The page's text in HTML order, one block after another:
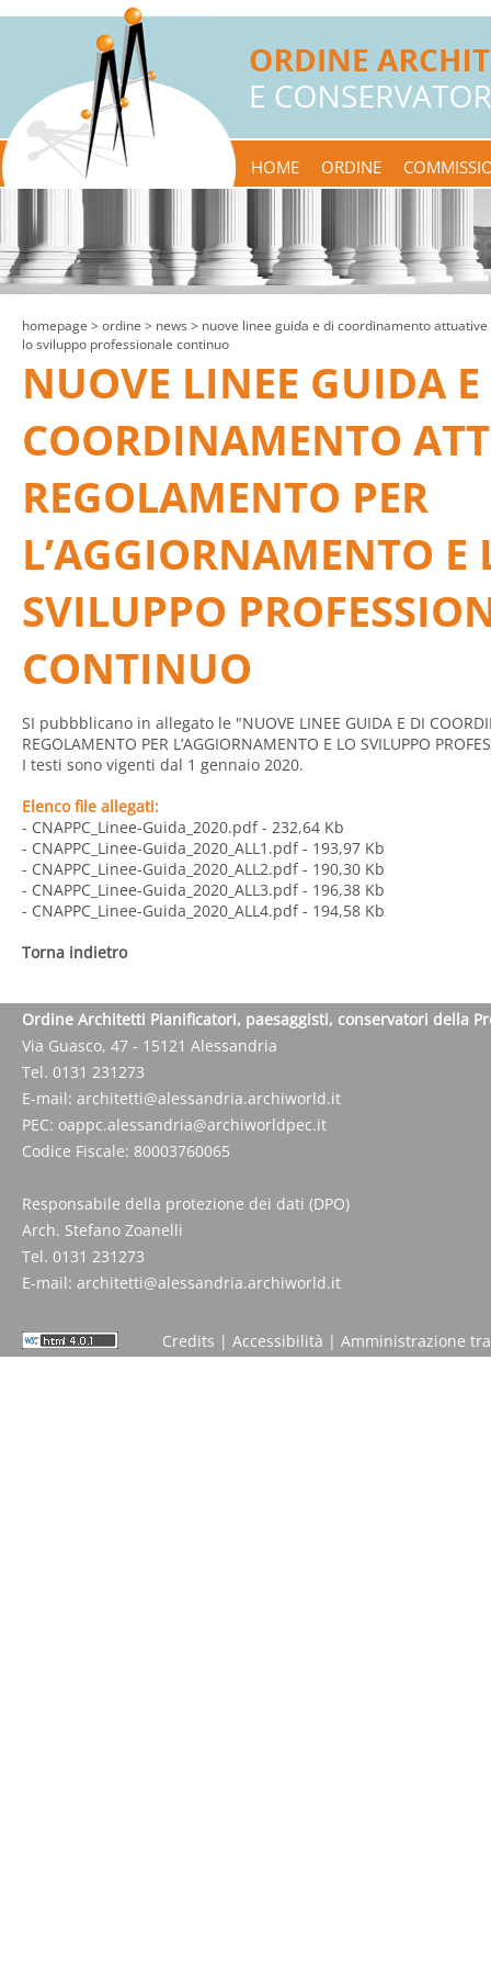
HOME ORDINE
homepage > ordine > news > nuove linee guida e di coordinamento
lo sviluppo professionale continuo
NUOVE LINEE GUIDA
COORDINAMENTO
REGOLAMENTO PER
L’AGGIORNAMENTO E
SVILUPPO
CONTINUO
SI pubbblicano in allegato le "NUOVE LINEE GUIDA E DI
REGOLAMENTO PER L’AGGIORNAMENTO E LO SVILUPPO
I testi sono vigenti dal 1 gennaio 2020.
Elenco file allegati:
- CNAPPC_Linee-Guida_2020.pdf- 232,64 Kb
- CNAPPC_Linee-Guida_2020_ALL1.pdf- 193,97 Kb
- CNAPPC_Linee-Guida_2020_ALL2.pdf- 190,30 Kb
- CNAPPC_Linee-Guida_2020_ALL3.pdf- 196,38 Kb
- CNAPPC_Linee-Guida_2020_ALL4.pdf- 194,58 Kb
Torna indietro
Ordine Architetti Pianificatori, paesaggisti, conservatori della
Via Guasco, 47 - 15121 Alessandria
Tel. 0131 231273
E-mail: architetti@alessandria.archiworld.it
PEC: oappc.alessandria@archiworldpec.it
Codice Fiscale: 80003760065
Responsabile della protezione dei dati (DPO)
Arch. Stefano Zoanelli
Tel. 0131 231273
E-mail: architetti@alessandria.archiworld.it
Credits | Accessibilità | Amministrazione